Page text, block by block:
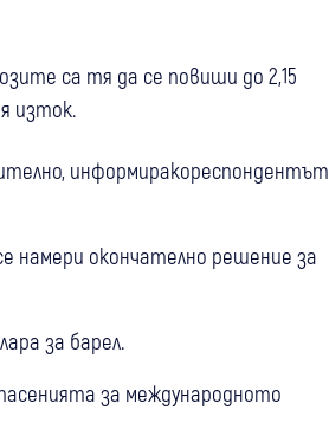
са тя да се повиши до 2,15
изток.
информиракореспондентът
намери окончателно решение за
за барел.
за международното